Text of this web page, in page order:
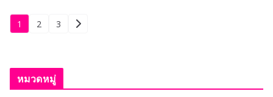
Posts
1 2 3
หมวดหมู่